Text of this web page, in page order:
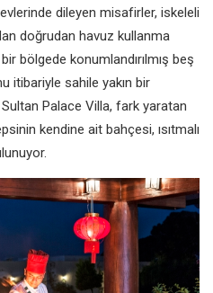
dileyen misafirler, iskeleli
doğrudan havuz kullanma
bölgede konumlandırılmış beş
itibariyle sahile yakın bir
Palace Villa, fark yaratan
kendine ait bahçesi, ısıtmalı